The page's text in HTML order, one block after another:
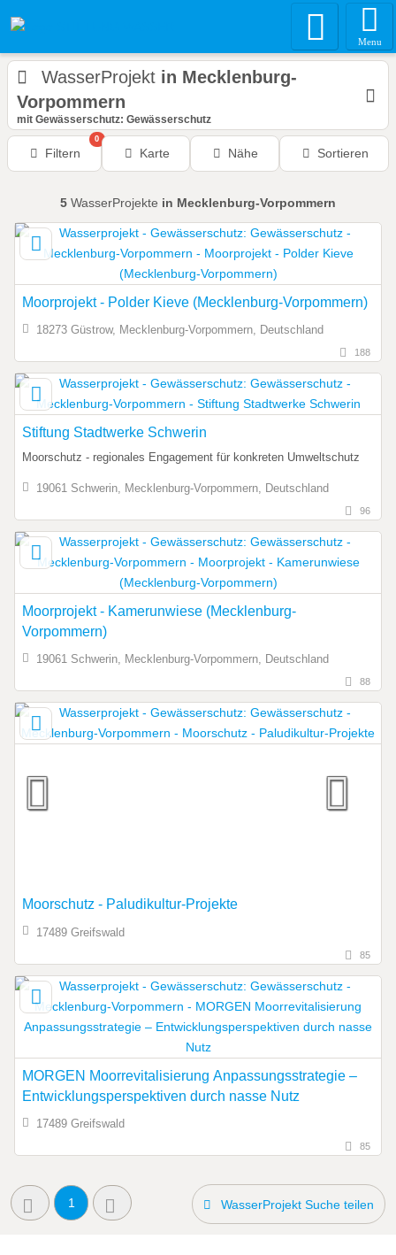
Menu
WasserProjekt in Mecklenburg-
Vorpommern
mit Gewässerschutz: Gewässerschutz
Filtern
0
Karte Nähe Sortieren
5 WasserProjekte in Mecklenburg-Vorpommern
Moorprojekt - Polder Kieve (Mecklenburg-Vorpommern)
18273 Güstrow, Mecklenburg-Vorpommern, Deutschland
188
Stiftung Stadtwerke Schwerin
Moorschutz - regionales Engagement für konkreten Umweltschutz
19061 Schwerin, Mecklenburg-Vorpommern, Deutschland
96
Moorprojekt - Kamerunwiese (Mecklenburg-
Vorpommern)
19061 Schwerin, Mecklenburg-Vorpommern, Deutschland
88
Moorschutz - Paludikultur-Projekte
17489 Greifswald
85
MORGEN Moorrevitalisierung Anpassungsstrategie –
Entwicklungsperspektiven durch nasse Nutz
17489 Greifswald
85
1 WasserProjekt Suche teilen